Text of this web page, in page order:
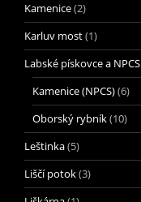
Kamenice(2)
Karluv most(1)
Labské pískovce a NPCS
Kamenice (NPCS)(6)
Oborský rybník(10)
Leštinka(5)
Liščí potok(3)